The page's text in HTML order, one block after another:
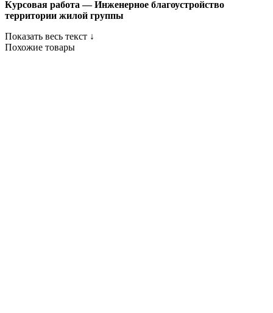
Курсовая работа — Инженерное благоустройство
территории жилой группы
Показать весь текст ↓
Похожие товары